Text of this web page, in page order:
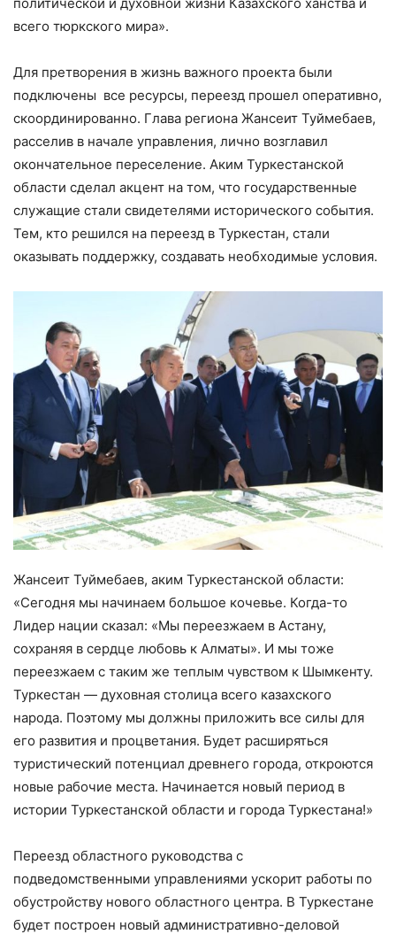
политической и духовной жизни Казахского ханства и
всего тюркского мира».
Для претворения в жизнь важного проекта были
подключены все ресурсы, переезд прошел оперативно,
скоординированно. Глава региона Жансеит Туймебаев,
расселив в начале управления, лично возглавил
окончательное переселение. Аким Туркестанской
области сделал акцент на том, что государственные
служащие стали свидетелями исторического события.
Тем, кто решился на переезд в Туркестан, стали
оказывать поддержку, создавать необходимые условия.
Жансеит Туймебаев, аким Туркестанской области:
«Сегодня мы начинаем большое кочевье. Когда-то
Лидер нации сказал: «Мы переезжаем в Астану,
сохраняя в сердце любовь к Алматы». И мы тоже
переезжаем с таким же теплым чувством к Шымкенту.
Туркестан — духовная столица всего казахского
народа. Поэтому мы должны приложить все силы для
его развития и процветания. Будет расширяться
туристический потенциал древнего города, откроются
новые рабочие места. Начинается новый период в
истории Туркестанской области и города Туркестана!»
Переезд областного руководства с
подведомственными управлениями ускорит работы по
обустройству нового областного центра. В Туркестане
будет построен новый административно-деловой